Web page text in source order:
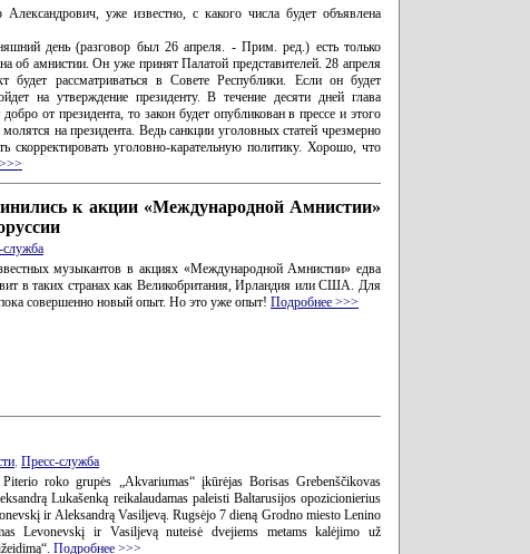
уже известно, с какого числа будет объявлена
день (разговор был 26 апреля. - Прим. ред.) есть только
об амнистии. Он уже принят Палатой представителей. 28 апреля
будет рассматриваться в Совете Республики. Если он будет
на утверждение президенту. В течение десяти дней глава
от президента, то закон будет опубликован в прессе и этого
на президента. Ведь санкции уголовных статей чрезмерно
уголовно-карательную политику. Хорошо, что
к акции «Международной Амнистии»
служба
музыкантов в акциях «Международной Амнистии» едва
в таких странах как Великобритания, Ирландия или США. Для
совершенно новый опыт. Но это уже опыт! Подробнее >>>
Пресс-служба
roko grupės „Akvariumas“ įkūrėjas Borisas Grebenščikovas
Lukašenką reikalaudamas paleisti Baltarusijos opozicionierius
ir Aleksandrą Vasiljevą. Rugsėjo 7 dieną Grodno miesto Lenino
Levonevskį ir Vasiljevą nuteisė dvejiems metams kalėjimo už
Подробнее >>>